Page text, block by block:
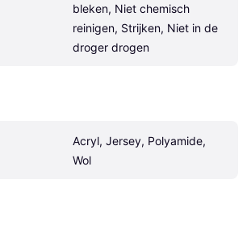
bleken, Niet chemisch
reinigen, Strijken, Niet in de
droger drogen
Acryl, Jersey, Polyamide,
Wol